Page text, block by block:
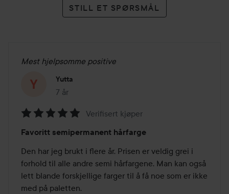
STILL ET SPØRSMÅL
Mest hjelpsomme positive
Yutta
7 år
Innlegget ble opprettet 7 år
5
av
5
Verifisert kjøper
Favoritt semipermanent hårfarge
Den har jeg brukt i flere år. Prisen er veldig grei i
forhold til alle andre semi hårfargene. Man kan også
lett blande forskjellige farger til å få noe som er ikke
med på paletten.